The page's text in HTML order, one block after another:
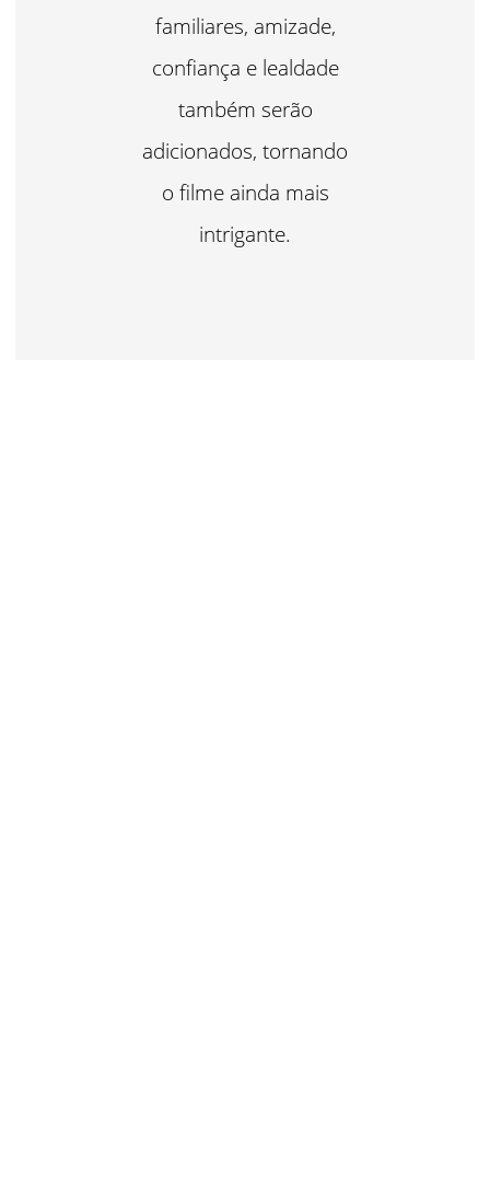
familiares, amizade,
confiança e lealdade
também serão
adicionados, tornando
o filme ainda mais
intrigante.